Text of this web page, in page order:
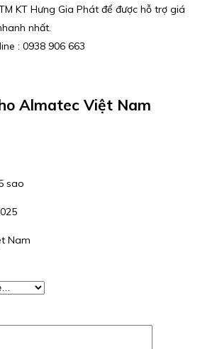
KT Hưng Gia Phát để được hỗ trợ giá
nhất.
: 0938 906 663
Almatec Việt Nam
sao
Nam